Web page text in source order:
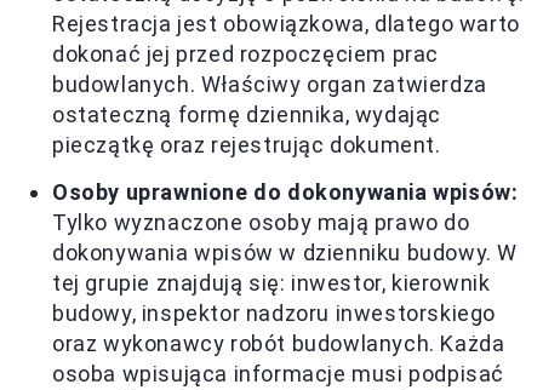
Rejestracja jest obowiązkowa, dlatego warto
dokonać jej przed rozpoczęciem prac
budowlanych. Właściwy organ zatwierdza
ostateczną formę dziennika, wydając
pieczątkę oraz rejestrując dokument.
Osoby uprawnione do dokonywania wpisów:
Tylko wyznaczone osoby mają prawo do
dokonywania wpisów w dzienniku budowy. W
tej grupie znajdują się: inwestor, kierownik
budowy, inspektor nadzoru inwestorskiego
oraz wykonawcy robót budowlanych. Każda
osoba wpisująca informacje musi podpisać